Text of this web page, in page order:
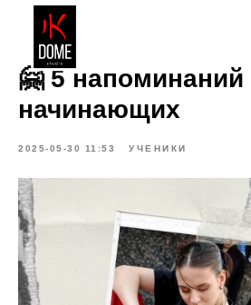
🤗 5 напоминаний
начинающих
2025-05-30 11:53 УЧЕНИКИ